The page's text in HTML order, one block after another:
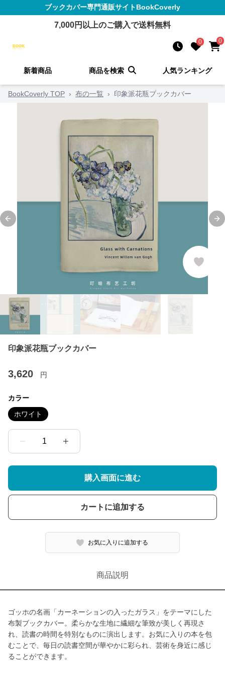
ブックカバー専門通販サイトBookCoverly
7,000円以上のご購入で送料無料
0 0
新着商品 商品を検索 人気ランキング
BookCoverly TOP › 布の一覧 › 印象派花瓶ブックカバー
Previous slide
印象派花瓶ブックカバー
3,620 円
カラー
ホワイト
1
購入画面に進む
カートに追加する
お気に入りに追加する
商品説明
ゴッホの名画「カーネーションの入ったガラス」をテーマにした
布製ブックカバー。柔らかな生地に繊細な筆致が美しく再現さ
れ、読書の時間を特別なものに演出します。お気に入りの本を包
むことで、毎日の読書空間が華やかに彩られ、芸術を身近に感じ
ることができます。